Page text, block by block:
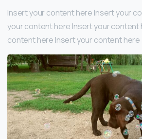
Insert your content here Insert your
your content here Insert your content
content here Insert your content here